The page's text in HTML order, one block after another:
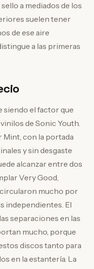
a mediados de los
suelen tener
de ese aire
a las primeras
siendo el factor que
de Sonic Youth.
Mint, con la portada
y sin desgaste
alcanzar entre dos
Very Good,
mucho por
independientes. El
separaciones en las
mucho, porque
discos tanto para
en la estantería. La